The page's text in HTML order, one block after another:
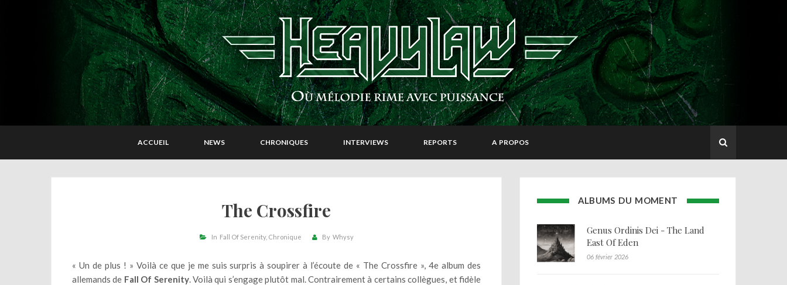
ACCUEIL NEWS CHRONIQUES INTERVIEWS REPORTS A PROPOS
The Crossfire
In Fall Of Serenity Chronique By Whysy
« Un de plus ! » Voilà ce que je me suis surpris à soupirer à l’écoute de « The Crossfire », 4e album des
allemands de Fall Of Serenity. Voilà qui s’engage plutôt mal. Contrairement à certains collègues, et fidèle
ALBUMS DU MOMENT
Genus Ordinis Dei - The Land
East Of Eden
06 février 2026